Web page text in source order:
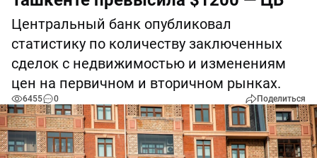
Центральный банк опубликовал
статистику по количеству заключенных
сделок с недвижимостью и изменениям
цен на первичном и вторичном рынках.
6455 0 Поделиться